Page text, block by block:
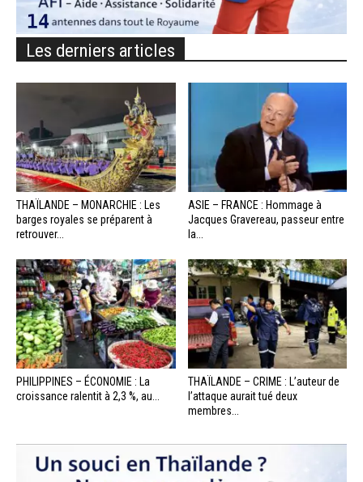
Les derniers articles
THAÏLANDE – MONARCHIE : Les
barges royales se préparent à
retrouver...
ASIE – FRANCE : Hommage à
Jacques Gravereau, passeur entre
la...
PHILIPPINES – ÉCONOMIE : La
croissance ralentit à 2,3 %, au...
THAÏLANDE – CRIME : L’auteur de
l’attaque aurait tué deux
membres...